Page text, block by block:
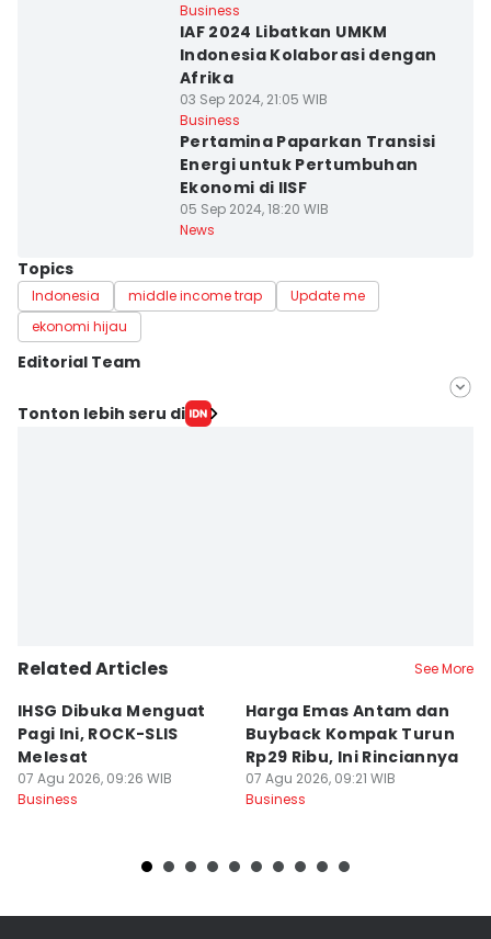
Business
IAF 2024 Libatkan UMKM
Indonesia Kolaborasi dengan
Afrika
03 Sep 2024, 21:05 WIB
Business
Pertamina Paparkan Transisi
Energi untuk Pertumbuhan
Ekonomi di IISF
05 Sep 2024, 18:20 WIB
News
Topics
Indonesia middle income trap
Update me
ekonomi hijau
Editorial Team
Editor
Tonton lebih seru di
Related Articles See More
IHSG Dibuka Menguat
Pagi Ini, ROCK-SLIS
Melesat
07 Agu 2026, 09:26 WIB
Business
Harga Emas Antam dan
Buyback Kompak Turun
Rp29 Ribu, Ini Rinciannya
07 Agu 2026, 09:21 WIB
Business